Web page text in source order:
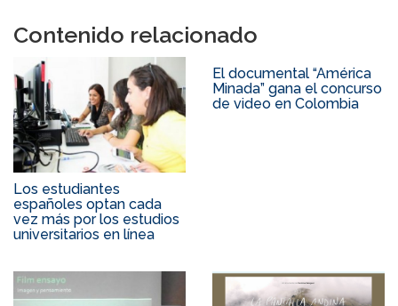
Contenido relacionado
Los estudiantes
españoles optan cada
vez más por los estudios
universitarios en línea
El documental “América
Minada” gana el concurso
de video en Colombia